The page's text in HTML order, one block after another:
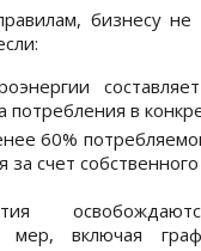
бизнесу не
в
60%
за счет
мер, включая